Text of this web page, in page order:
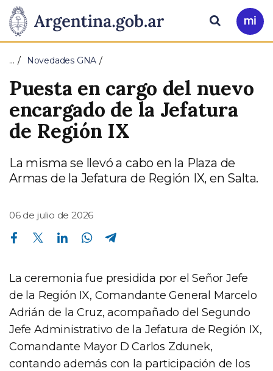
Presidencia
de
la
Nación
Pasar al contenido principal
Ir
a
Buscar
… Novedades GNA
Puesta en cargo del nuevo
encargado de la Jefatura
de Región IX
La misma se llevó a cabo en la Plaza de
Armas de la Jefatura de Región IX, en Salta.
06 de julio de 2026
Compartir en Facebook Compartir en Twitter Compartir en Linkedin Compartir en Whatsapp
La ceremonia fue presidida por el Señor Jefe
de la Región IX, Comandante General Marcelo
Adrián de la Cruz, acompañado del Segundo
Jefe Administrativo de la Jefatura de Región IX,
Comandante Mayor D Carlos Zdunek,
contando además con la participación de los